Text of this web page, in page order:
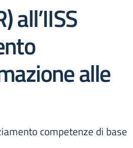
all’IISS
alle
competenze di base